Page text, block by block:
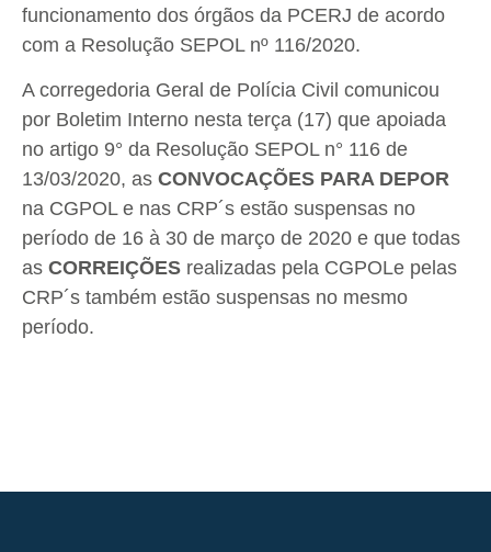
funcionamento dos órgãos da PCERJ de acordo
com a Resolução SEPOL nº 116/2020.
A corregedoria Geral de Polícia Civil comunicou
por Boletim Interno nesta terça (17) que apoiada
no artigo 9° da Resolução SEPOL n° 116 de
13/03/2020, as CONVOCAÇÕES PARA DEPOR
na CGPOL e nas CRP´s estão suspensas no
período de 16 à 30 de março de 2020 e que todas
as CORREIÇÕES realizadas pela CGPOLe pelas
CRP´s também estão suspensas no mesmo
período.